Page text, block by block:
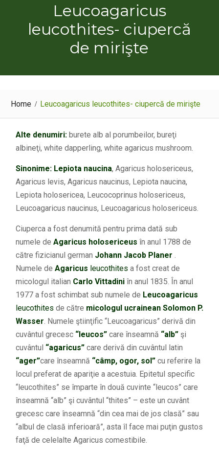
Leucoagaricus
leucothites- ciupercă
de mirişte
Home Leucoagaricus leucothites- ciupercă de mirişte
Alte denumiri: burete alb al porumbeilor, bureţi
albineţi, white dapperling, white agaricus mushroom.
Sinonime: Lepiota naucina, Agaricus holosericeus,
Agaricus levis, Agaricus naucinus, Lepiota naucina,
Lepiota holosericea, Leucocoprinus holosericeus,
Leucoagaricus naucinus, Leucoagaricus holosericeus.
Ciuperca a fost denumită pentru prima dată sub
numele de Agaricus holosericeus în anul 1788 de
către fizicianul german Johann Jacob Planer .
Numele de Agaricus leucothites a fost creat de
micologul italian Carlo Vittadini în anul 1835. În anul
1977 a fost schimbat sub numele de Leucoagaricus
leucothites de către micologul ucrainean Solomon P.
Wasser. Numele ştiinţific “Leucoagaricus” derivă din
cuvântul grecesc“leucos”care înseamnă “alb”şi
cuvântul “agaricus”care derivă din cuvântul latin
“ager”care înseamnă “câmp, ogor, sol” cu referire la
locul preferat de apariţie a acestuia. Epitetul specific
“leucothites” se împarte în două cuvinte “leucos” care
înseamnă “alb” şi cuvântul “thites” – este un cuvânt
grecesc care înseamnă “din cea mai de jos clasă” sau
“albul de clasă inferioară”, asta îl face mai puţin gustos
faţă de celelalte Agaricus comestibile.